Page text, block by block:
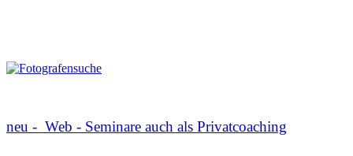
neu - Web - Seminare auch als Privatcoaching